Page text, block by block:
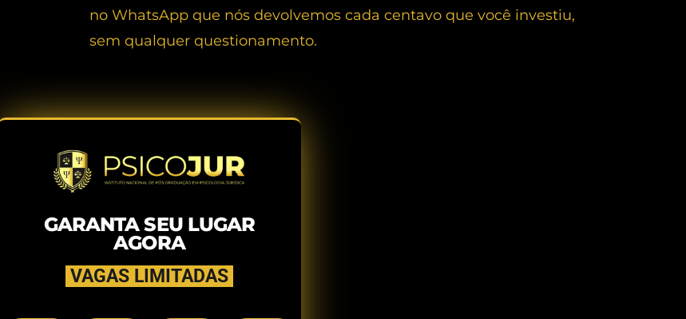
no WhatsApp que nós devolvemos cada centavo que você investiu,
sem qualquer questionamento.
GARANTA SEU LUGAR
AGORA
VAGAS LIMITADAS